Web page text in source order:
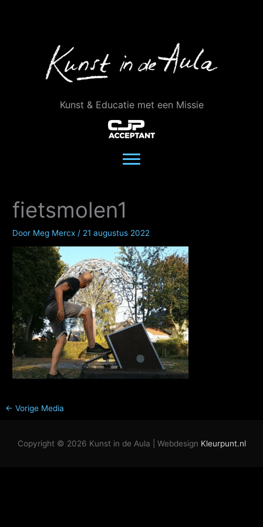
Kunst & Educatie met een Missie
fietsmolen1
Door Meg Mercx / 21 augustus 2022
← Vorige Media
Copyright © 2026 Kunst in de Aula | Webdesign Kleurpunt.nl